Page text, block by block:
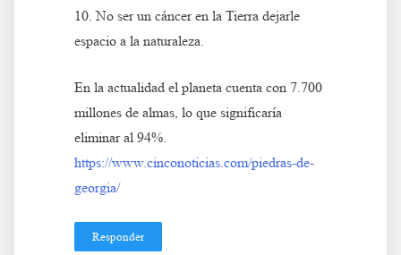
10. No ser un cáncer en la Tierra dejarle
espacio a la naturaleza.
En la actualidad el planeta cuenta con 7.700
millones de almas, lo que significaría
eliminar al 94%.
https://www.cinconoticias.com/piedras-de-
georgia/
Responder